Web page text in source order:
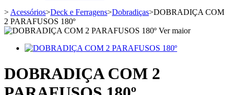
>Acessórios>Deck e Ferragens>Dobradiças>DOBRADIÇA COM
2 PARAFUSOS 180º
Ver maior
DOBRADIÇA COM 2